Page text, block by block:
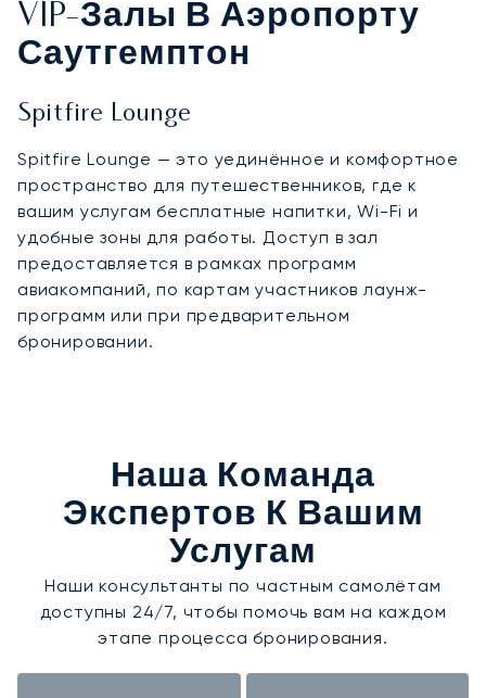
VIP-Залы В Аэропорту
Саутгемптон
Spitfire Lounge
Spitfire Lounge — это уединённое и комфортное
пространство для путешественников, где к
вашим услугам бесплатные напитки, Wi-Fi и
удобные зоны для работы. Доступ в зал
предоставляется в рамках программ
авиакомпаний, по картам участников лаунж-
программ или при предварительном
бронировании.
Наша Команда
Экспертов К Вашим
Услугам
Наши консультанты по частным самолётам
доступны 24/7, чтобы помочь вам на каждом
этапе процесса бронирования.